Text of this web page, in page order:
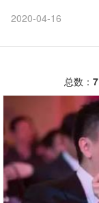
2020-04-16
总数： 7